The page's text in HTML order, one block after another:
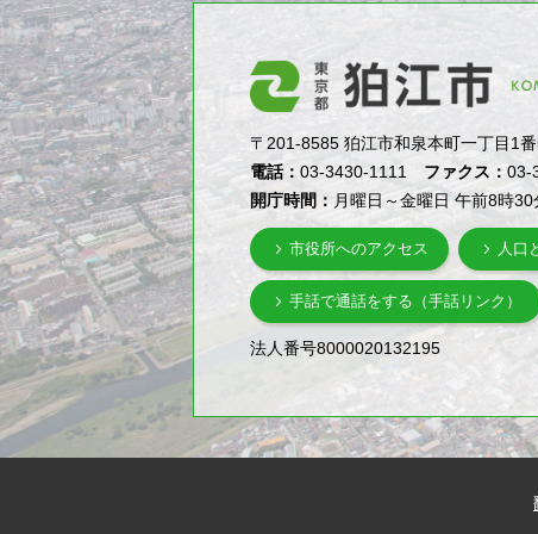
〒201-8585 狛江市和泉本町一丁目1
電話：03-3430-1111 ファクス：03-
開庁時間： 月曜日～金曜日 午前8時
市役所へのアクセス 人口
手話で通話をする（手話リンク）
法人番号8000020132195